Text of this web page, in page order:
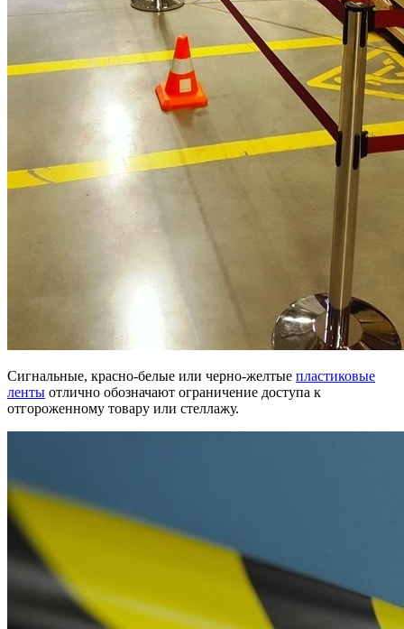
Сигнальные, красно-белые или черно-желтые пластиковые
ленты отлично обозначают ограничение доступа к
отгороженному товару или стеллажу.